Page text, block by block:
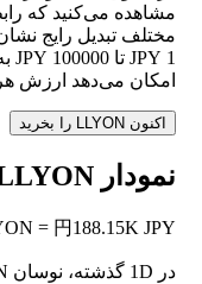
مختلف تبدیل رایج
امکان می‌دهد ارزش
اکنون LLYON را بخرید
نمودار LLYON تا JPY
= 円188.15K JPY
در 1D گذشته، نوسان LLYON تا JPY